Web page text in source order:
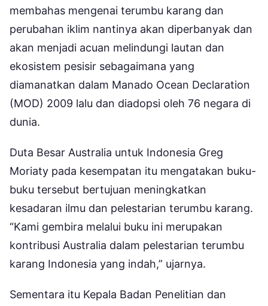
membahas mengenai terumbu karang dan
perubahan iklim nantinya akan diperbanyak dan
akan menjadi acuan melindungi lautan dan
ekosistem pesisir sebagaimana yang
diamanatkan dalam Manado Ocean Declaration
(MOD) 2009 lalu dan diadopsi oleh 76 negara di
dunia.
Duta Besar Australia untuk Indonesia Greg
Moriaty pada kesempatan itu mengatakan buku-
buku tersebut bertujuan meningkatkan
kesadaran ilmu dan pelestarian terumbu karang.
“Kami gembira melalui buku ini merupakan
kontribusi Australia dalam pelestarian terumbu
karang Indonesia yang indah,” ujarnya.
Sementara itu Kepala Badan Penelitian dan